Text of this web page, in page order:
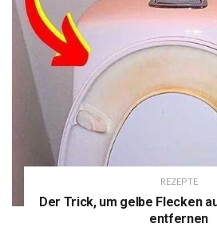
REZEPTE
Der Trick, um gelbe Flecken
entfernen